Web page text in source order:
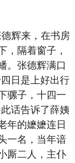
辉来，在书房
，隔着窗子，
。张德辉满口
日是上好出行
骡子，十四一
话告诉了薛姨
年的嬷嬷连日
一名，当年谙
厮二人，主仆